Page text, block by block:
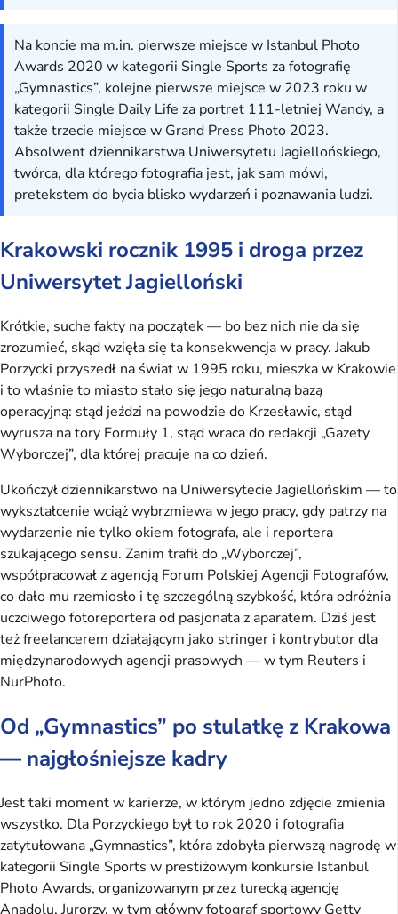
Na koncie ma m.in. pierwsze miejsce w Istanbul Photo
Awards 2020 w kategorii Single Sports za fotografię
„Gymnastics”, kolejne pierwsze miejsce w 2023 roku w
kategorii Single Daily Life za portret 111-letniej Wandy, a
także trzecie miejsce w Grand Press Photo 2023.
Absolwent dziennikarstwa Uniwersytetu Jagiellońskiego,
twórca, dla którego fotografia jest, jak sam mówi,
pretekstem do bycia blisko wydarzeń i poznawania ludzi.
Krakowski rocznik 1995 i droga przez
Uniwersytet Jagielloński
Krótkie, suche fakty na początek — bo bez nich nie da się
zrozumieć, skąd wzięła się ta konsekwencja w pracy. Jakub
Porzycki przyszedł na świat w 1995 roku, mieszka w Krakowie
i to właśnie to miasto stało się jego naturalną bazą
operacyjną: stąd jeździ na powodzie do Krzesławic, stąd
wyrusza na tory Formuły 1, stąd wraca do redakcji „Gazety
Wyborczej”, dla której pracuje na co dzień.
Ukończył dziennikarstwo na Uniwersytecie Jagiellońskim — to
wykształcenie wciąż wybrzmiewa w jego pracy, gdy patrzy na
wydarzenie nie tylko okiem fotografa, ale i reportera
szukającego sensu. Zanim trafił do „Wyborczej”,
współpracował z agencją Forum Polskiej Agencji Fotografów,
co dało mu rzemiosło i tę szczególną szybkość, która odróżnia
uczciwego fotoreportera od pasjonata z aparatem. Dziś jest
też freelancerem działającym jako stringer i kontrybutor dla
międzynarodowych agencji prasowych — w tym Reuters i
NurPhoto.
Od „Gymnastics” po stulatkę z Krakowa
— najgłośniejsze kadry
Jest taki moment w karierze, w którym jedno zdjęcie zmienia
wszystko. Dla Porzyckiego był to rok 2020 i fotografia
zatytułowana „Gymnastics”, która zdobyła pierwszą nagrodę w
kategorii Single Sports w prestiżowym konkursie Istanbul
Photo Awards, organizowanym przez turecką agencję
Anadolu. Jurorzy, w tym główny fotograf sportowy Getty